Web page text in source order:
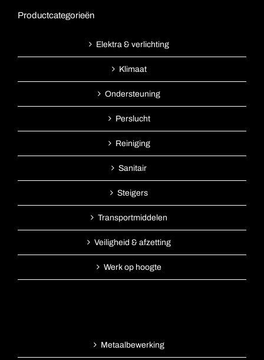
Productcategorieën
Elektra & verlichting
Klimaat
Ondersteuning
Perslucht
Reiniging
Sanitair
Steigers
Transportmiddelen
Veiligheid & afzetting
Werk op hoogte
Metaalbewerking